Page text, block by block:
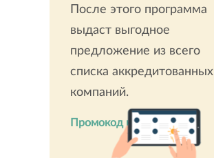
После этого программа
выдаст выгодное
предложение из всего
списка аккредитованных
компаний.
Промокод на 15% скидку